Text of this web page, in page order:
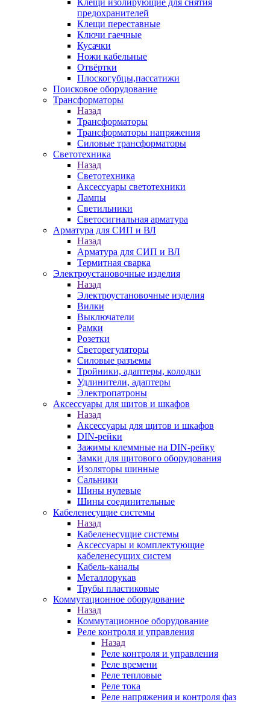
Клещи изолирующие для снятия
предохранителей
Клещи переставные
Ключи гаечные
Кусачки
Ножи кабельные
Отвёртки
Плоскогубцы,пассатижи
Поисковое оборудование
Трансформаторы
Назад
Трансформаторы
Трансформаторы напряжения
Силовые трансформаторы
Светотехника
Назад
Светотехника
Аксессуары светотехники
Лампы
Светильники
Светосигнальная арматура
Арматура для СИП и ВЛ
Назад
Арматура для СИП и ВЛ
Термитная сварка
Электроустановочные изделия
Назад
Электроустановочные изделия
Вилки
Выключатели
Рамки
Розетки
Светорегуляторы
Силовые разъемы
Тройники, адаптеры, колодки
Удлинители, адаптеры
Электропатроны
Аксессуары для щитов и шкафов
Назад
Аксессуары для щитов и шкафов
DIN-рейки
Зажимы клеммные на DIN-рейку
Замки для щитового оборудования
Изоляторы шинные
Сальники
Шины нулевые
Шины соединительные
Кабеленесущие системы
Назад
Кабеленесущие системы
Аксессуары и комплектующие
кабеленесущих систем
Кабель-каналы
Металлорукав
Трубы пластиковые
Коммутационное оборудование
Назад
Коммутационное оборудование
Реле контроля и управления
Назад
Реле контроля и управления
Реле времени
Реле тепловые
Реле тока
Реле напряжения и контроля фаз